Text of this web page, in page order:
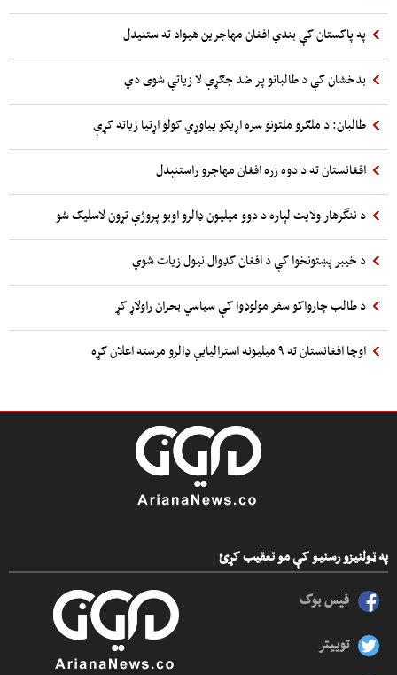
په پاکستان کې بندي افغان مهاجرین هیواد ته ستنیدل
بدخشان کې د طالبانو پر ضد جګړې لا زیاتې شوی دي
طالبان: د ملګرو ملتونو سره اړیکو پیاوړي کولو اړتیا زیاته کړې
افغانستان ته د دوه زره افغان مهاجرو راستنېدل
د ننگرهار ولایت لپاره د دوو میلیون ډالرو اوبو پروژې تړون لاسلیک شو
د خیبر پښتونخوا کې د افغان کډوال نیول زیات شوي
د طالب چارواکو سفر مولوډوا کې سیاسي بحران راولاړ کړ
اوچا افغانستان ته ۹ میلیونه استرالیایي ډالرو مرسته اعلان کړه
په ټولنیزو رسنیو کې مو تعقیب کړئ
فیس بوک
توییتر